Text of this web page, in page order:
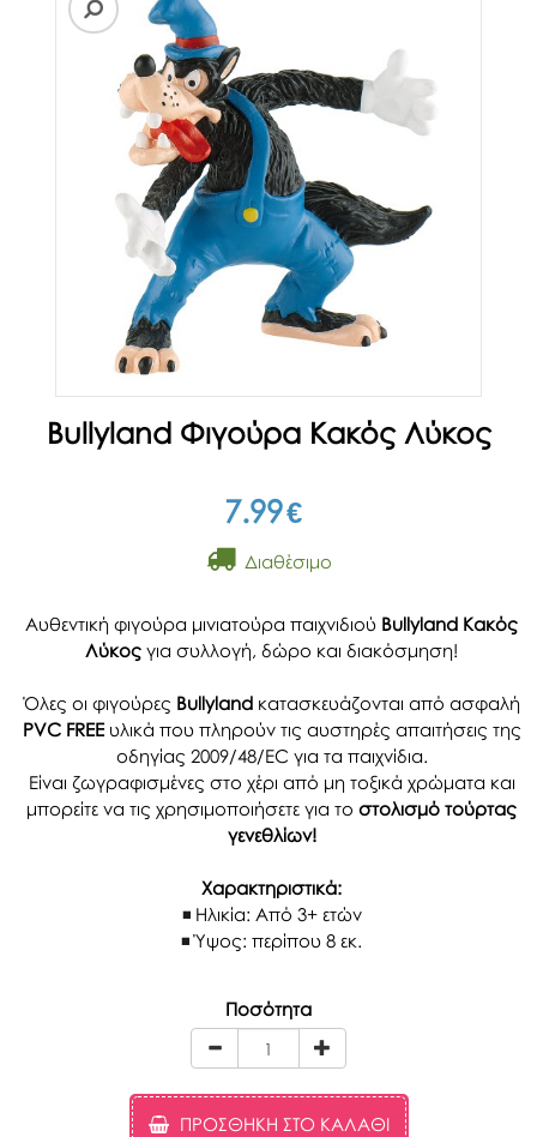
Bullyland Φιγούρα Κακός Λύκος
7.99€
Διαθέσιμο
Αυθεντική φιγούρα μινιατούρα παιχνιδιού Bullyland Κακός
Λύκος για συλλογή, δώρο και διακόσμηση!
Όλες οι φιγούρες Bullylandκατασκευάζονται από ασφαλή
PVC FREEυλικά που πληρούν τις αυστηρές απαιτήσεις της
οδηγίας 2009/48/EC για τα παιχνίδια.
Είναι ζωγραφισμένες στο χέρι από μη τοξικά χρώματα και
μπορείτε να τις χρησιμοποιήσετε για το στολισμό τούρτας
γενεθλίων!
Χαρακτηριστικά:
Ηλικία: Από 3+ ετών
Ύψος: περίπου 8 εκ.
Ποσότητα
ΠΡΟΣΘΉΚΗ ΣΤΟ ΚΑΛΆΘΙ